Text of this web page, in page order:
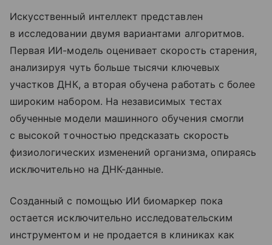
Искусственный интеллект представлен
в исследовании двумя вариантами алгоритмов.
Первая ИИ-модель оценивает скорость старения,
анализируя чуть больше тысячи ключевых
участков ДНК, а вторая обучена работать с более
широким набором. На независимых тестах
обученные модели машинного обучения смогли
с высокой точностью предсказать скорость
физиологических изменений организма, опираясь
исключительно на ДНК-данные.
Созданный с помощью ИИ биомаркер пока
остается исключительно исследовательским
инструментом и не продается в клиниках как